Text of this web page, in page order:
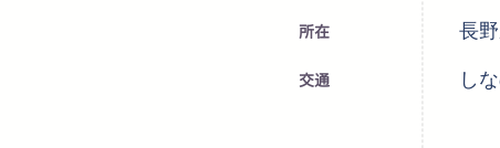
所在
交通
長
し